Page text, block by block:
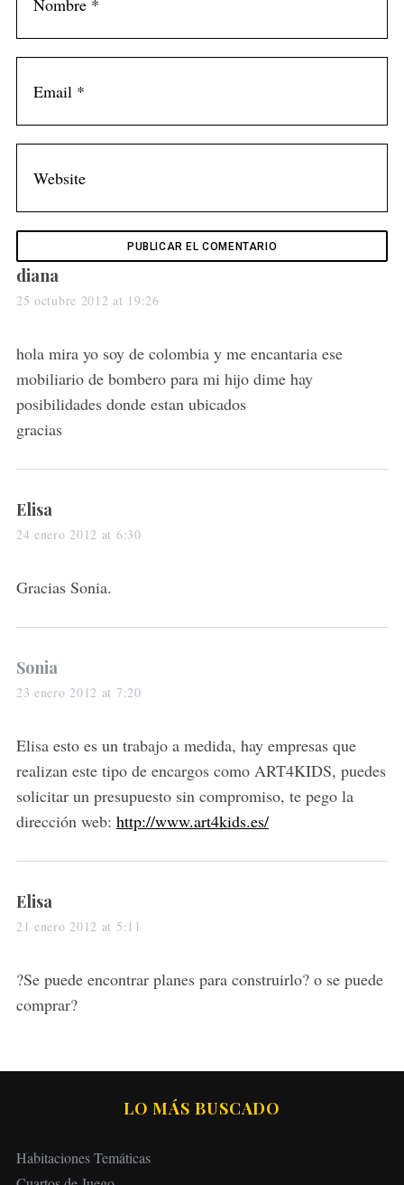
s
a
s
:
diana
25 octubre 2012 at 19:26
hola mira yo soy de colombia y me encantaria ese
mobiliario de bombero para mi hijo dime hay
posibilidades donde estan ubicados
gracias
s
a
s
Elisa
24 enero 2012 at 6:30
Gracias Sonia.
s
a
s
:
Sonia
23 enero 2012 at 7:20
Elisa esto es un trabajo a medida, hay empresas que
realizan este tipo de encargos como ART4KIDS, puedes
solicitar un presupuesto sin compromiso, te pego la
dirección web: http://www.art4kids.es/
s
a
s
:
Elisa
21 enero 2012 at 5:11
?Se puede encontrar planes para construirlo? o se puede
comprar?
LO MÁS BUSCADO
Habitaciones Temáticas